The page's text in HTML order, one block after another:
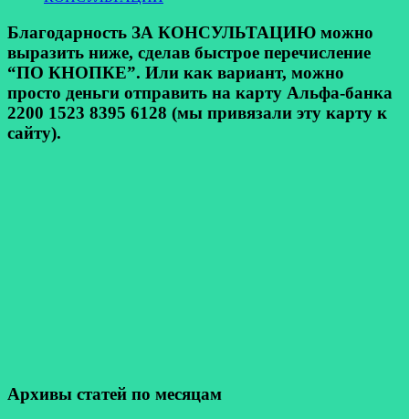
Благодарность ЗА КОНСУЛЬТАЦИЮ можно
выразить ниже, сделав быстрое перечисление
“ПО КНОПКЕ”. Или как вариант, можно
просто деньги отправить на карту Альфа-банка
2200 1523 8395 6128 (мы привязали эту карту к
сайту).
Архивы статей по месяцам